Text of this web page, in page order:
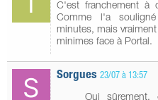
C'est franchement à
Comme l'a
minutes, mais
minimes face à Portal.
Sorgues 23/07 à 13:57
Oui sûrement,